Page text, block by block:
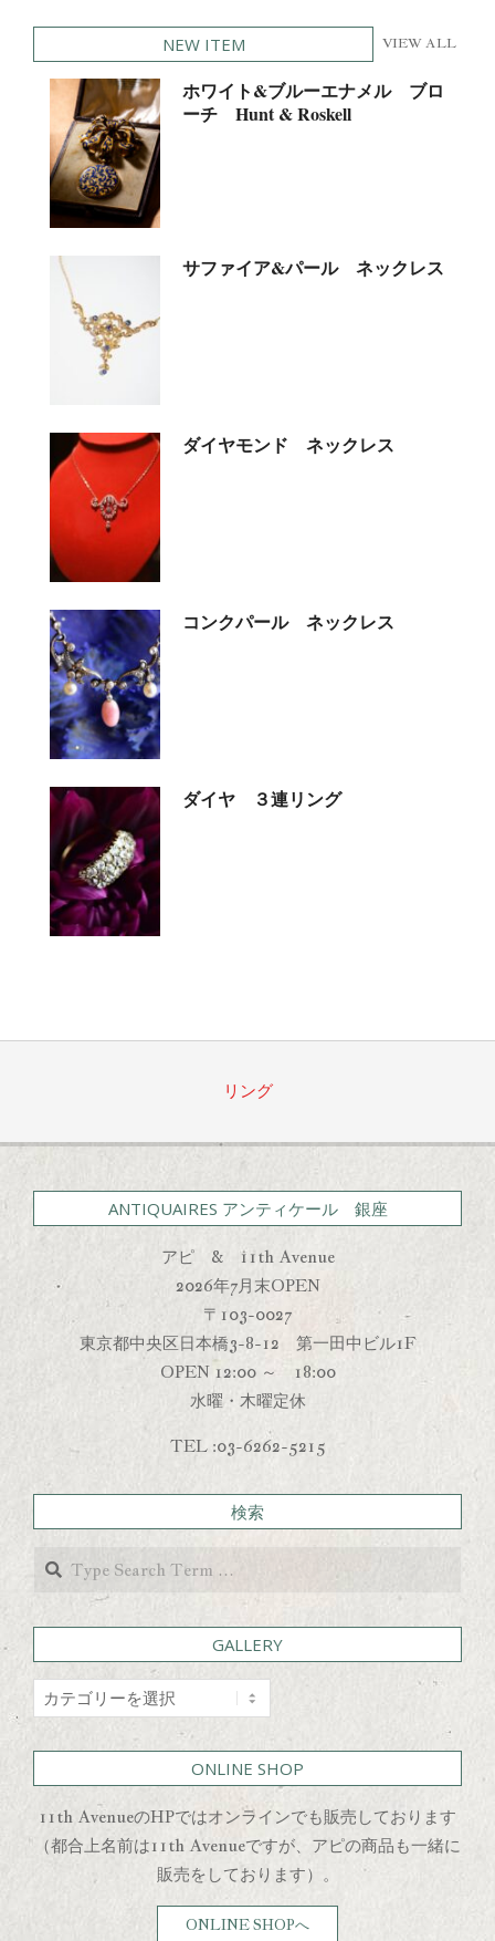
NEW ITEM VIEW ALL
ホワイト&ブルーエナメル ブロ
ーチ Hunt & Roskell
サファイア&パール ネックレス
ダイヤモンド ネックレス
コンクパール ネックレス
ダイヤ ３連リング
リング
ANTIQUAIRES アンティケール 銀座
アピ & 11th Avenue
2026年7月末OPEN
〒103-0027
東京都中央区日本橋3-8-12 第一田中ビル1F
OPEN 12:00 ～ 18:00
水曜・木曜定休
TEL :03-6262-5215
検索
Search
GALLERY
GALLERY
ONLINE SHOP
11th AvenueのHPではオンラインでも販売しております
（都合上名前は11th Avenueですが、アピの商品も一緒に
販売をしております）。
ONLINE SHOPへ